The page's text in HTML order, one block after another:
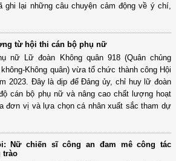
ghi lại những câu chuyện cảm động về ý chí,
từ hội thi cán bộ phụ nữ
nữ Lữ đoàn Không quân 918 (Quân chủng
không-Không quân) vừa tổ chức thành công Hội
2023. Đây là dịp để Đảng ủy, chỉ huy lữ đoàn
cán bộ phụ nữ và nâng cao chất lượng hoạt
đơn vị và lựa chọn cá nhân xuất sắc tham dự
Nữ chiến sĩ công an đam mê công tác
trào